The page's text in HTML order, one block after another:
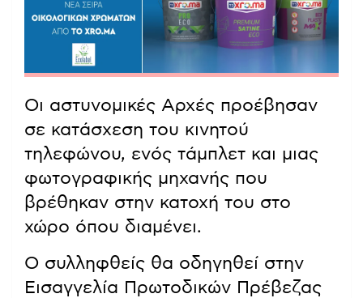
Οι αστυνομικές Αρχές προέβησαν
σε κατάσχεση του κινητού
τηλεφώνου, ενός τάμπλετ και μιας
φωτογραφικής μηχανής που
βρέθηκαν στην κατοχή του στο
χώρο όπου διαμένει.
Ο συλληφθείς θα οδηγηθεί στην
Εισαγγελία Πρωτοδικών Πρέβεζας